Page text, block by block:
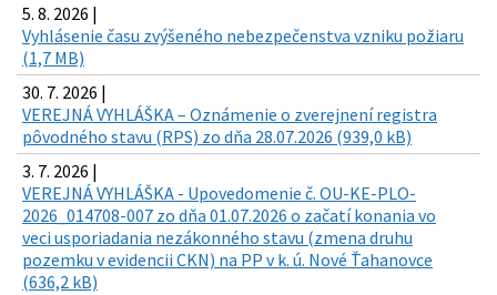
5. 8. 2026 |
Vyhlásenie času zvýšeného nebezpečenstva vzniku požiaru
(1,7 MB)
30. 7. 2026 |
VEREJNÁ VYHLÁŠKA – Oznámenie o zverejnení registra
pôvodného stavu (RPS) zo dňa 28.07.2026 (939,0 kB)
3. 7. 2026 |
VEREJNÁ VYHLÁŠKA - Upovedomenie č. OU-KE-PLO-
2026_014708-007 zo dňa 01.07.2026 o začatí konania vo
veci usporiadania nezákonného stavu (zmena druhu
pozemku v evidencii CKN) na PP v k. ú. Nové Ťahanovce
(636,2 kB)